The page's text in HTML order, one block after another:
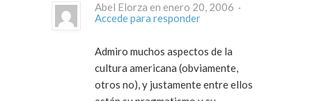
Abel Elorza en enero 20, 2006 ·
Accede para responder
Admiro muchos aspectos de la
cultura americana (obviamente,
otros no), y justamente entre ellos